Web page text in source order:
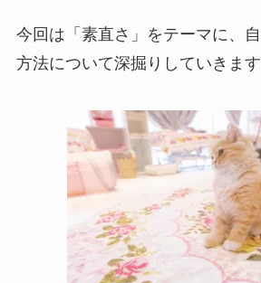
今回は「素直さ」をテーマに、
方法について深掘りしていきます